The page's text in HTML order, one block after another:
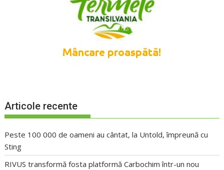
Articole recente
Peste 100 000 de oameni au cântat, la Untold, împreună cu
Sting
RIVUS transformă fosta platformă Carbochim într-un nou